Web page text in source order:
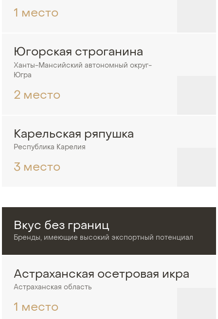
1 место
Югорская строганина
Ханты-Мансийский автономный округ-
Югра
2 место
Карельская ряпушка
Республика Карелия
3 место
Вкус без границ
Бренды, имеющие высокий экспортный потенциал
Астраханская осетровая икра
Астраханская область
1 место